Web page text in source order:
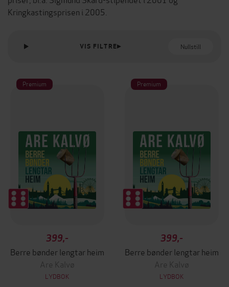
Kringkastingsprisen i 2005.
VIS FILTRE Nullstill
Premium
399,-
Berre bønder lengtar heim
Are Kalvø
LYDBOK
Premium
399,-
Berre bønder lengtar heim
Are Kalvø
LYDBOK